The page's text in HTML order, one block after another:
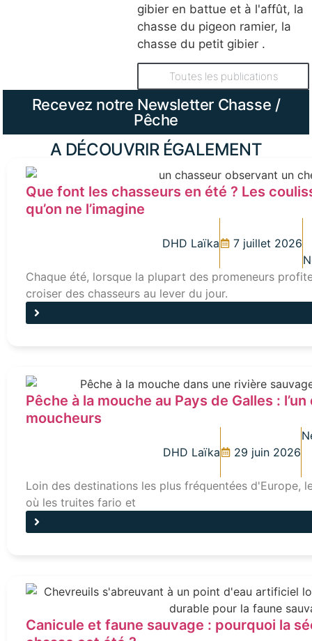
gibier en battue et à l'affût, la
chasse du pigeon ramier, la
chasse du petit gibier .
Toutes les publications
Recevez notre Newsletter Chasse /
Pêche
A DÉCOUVRIR ÉGALEMENT
Que font les chasseurs en été ? Les
qu’on ne l’imagine
DHD Laïka
7 juillet 2026
Chaque été, lorsque la plupart des promeneurs
croiser des chasseurs au lever du jour.
Pêche à la mouche au Pays de Galles :
moucheurs
DHD Laïka 29 juin 2026
Loin des destinations les plus fréquentées d'Europe,
où les truites fario et
Canicule et faune sauvage : pourquoi la